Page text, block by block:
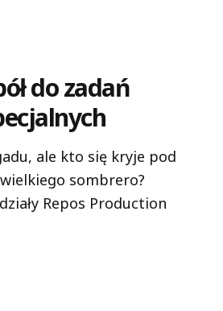
do zadań
ale kto się kryje pod
sombrero?
Repos Production